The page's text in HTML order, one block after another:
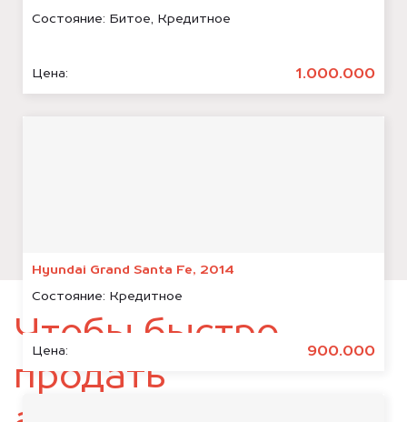
Состояние: Битое, Кредитное
Цена: 1.000.000
Hyundai Grand Santa Fe, 2014
Состояние: Кредитное
Цена: 900.000
Чтобы быстро
продать